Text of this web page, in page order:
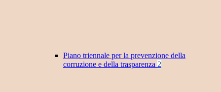
Piano triennale per la prevenzione della
corruzione e della trasparenza 2